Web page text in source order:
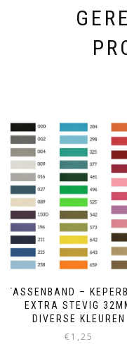
TASSENBAND –
EXTRA STEVIG
DIVERSE KLEUREN
€1,25